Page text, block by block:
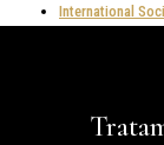
International